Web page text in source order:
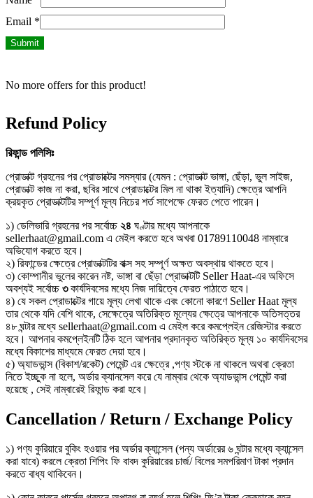
Email *
No more offers for this product!
Refund Policy
রিফান্ড পলিসিঃ
প্রোডাক্ট গ্রহনের পর প্রোডাক্টের সমস্যার (যেমন : প্রোডাক্ট ভাঙ্গা, ছেঁড়া, ভুল সাইজ,
প্রোডাক্ট কাজ না করা, ছবির সাথে প্রোডাক্টের মিল না থাকা ইত্যাদি) ক্ষেত্রে আপনি
ক্রয়কৃত প্রোডাক্টটির সম্পূর্ণ মূল্য নিচের শর্ত সাপেক্ষে ফেরত পেতে পারেন।
১) ডেলিভারি গ্রহনের পর সর্বোচ্চ ২৪ ঘণ্টার মধ্যে আপনাকে
sellerhaat@gmail.com এ মেইল করতে হবে অখবা 01789110048 নাম্বারে
অভিযোগ করতে হবে।
২) রিফান্ডের ক্ষেত্রে প্রোডাক্টটির বাক্স সহ সম্পূর্ণ অক্ষত অবস্থায় থাকতে হবে।
৩) কোম্পানীর ভুলের কারেন নষ্ট, ভাঙ্গা বা ছেঁড়া প্রোডাক্টটি Seller Haat-এর অফিসে
অবশ্যই সর্বোচ্চ ৩কার্যদিবসের মধ্যে নিজ দায়িত্বে ফেরত পাঠাতে হবে।
৪) যে সকল প্রোডাক্টের গায়ে মূল্য লেখা থাকে এবং কোনো কারণে Seller Haat মূল্য
তার থেকে যদি বেশি থাকে, সেক্ষেত্রে অতিরিক্ত মূল্যের ক্ষেত্রে আপনাকে অতিসত্তর
৪৮ ঘন্টার মধ্যে sellerhaat@gmail.com এ মেইল করে কমপ্লেইন রেজিস্টার করতে
হবে। আপনার কমপ্লেইনটি ঠিক হলে আপনার প্রদানকৃত অতিরিক্ত মূল্য ১০ কার্যদিবসের
মধ্যে বিকাশের মাধ্যমে ফেরত দেয়া হবে।
৫) অ্যাডভান্স (বিকাশ/রকেট) পেমেন্ট এর ক্ষেত্রে ,পণ্য স্টকে না থাকলে অথবা ক্রেতা
নিতে ইচ্ছুক না হলে, অর্ডার ক্যানসেল করে যে নাম্বার থেকে অ্যাডভান্স পেমেন্ট করা
হয়েছে , সেই নাম্বারেই রিফান্ড করা হবে।
Cancellation / Return / Exchange Policy
১) পণ্য কুরিয়ারে বুকিং হওয়ার পর অর্ডার ক্যান্সেল (পন্য অর্ডারের ৬ ঘন্টার মধ্যে ক্যান্সেল
করা যাবে) করলে ক্রেতা শিপিং ফি বাবদ কুরিয়ারের চার্জ/ বিলের সমপরিমাণ টাকা প্রদান
করতে বাধ্য থাকিবেন।